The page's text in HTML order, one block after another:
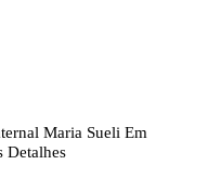
Maria Sueli Em
Detalhes